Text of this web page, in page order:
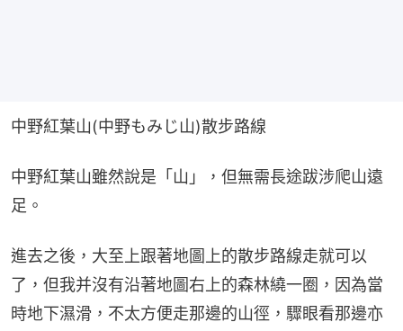
中野紅葉山(中野もみじ山)散步路線
中野紅葉山雖然說是「山」，但無需長途跋涉爬山遠
足。
進去之後，大至上跟著地圖上的散步路線走就可以
了，但我并沒有沿著地圖右上的森林繞一圈，因為當
時地下濕滑，不太方便走那邊的山徑，驟眼看那邊亦